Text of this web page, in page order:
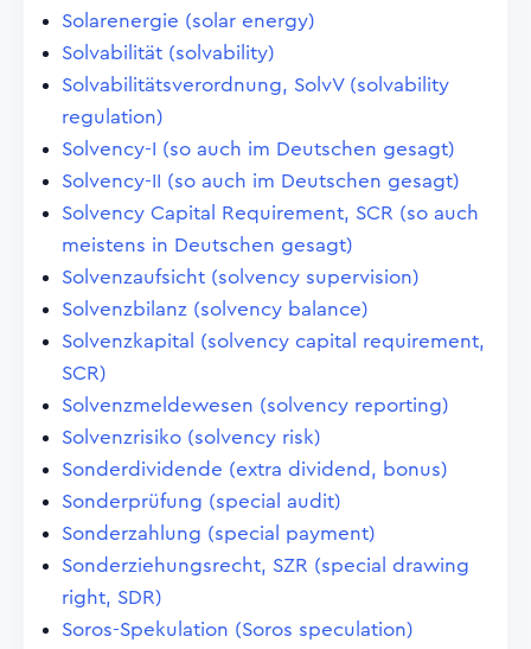
Solarenergie (solar energy)
Solvabilität (solvability)
Solvabilitätsverordnung, SolvV (solvability
regulation)
Solvency-I (so auch im Deutschen gesagt)
Solvency-II (so auch im Deutschen gesagt)
Solvency Capital Requirement, SCR (so auch
meistens in Deutschen gesagt)
Solvenzaufsicht (solvency supervision)
Solvenzbilanz (solvency balance)
Solvenzkapital (solvency capital requirement,
SCR)
Solvenzmeldewesen (solvency reporting)
Solvenzrisiko (solvency risk)
Sonderdividende (extra dividend, bonus)
Sonderprüfung (special audit)
Sonderzahlung (special payment)
Sonderziehungsrecht, SZR (special drawing
right, SDR)
Soros-Spekulation (Soros speculation)